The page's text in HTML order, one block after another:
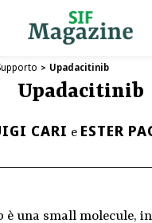
Upadacitinib
Upadacitinib
CARI e ESTER
è una small molecule,